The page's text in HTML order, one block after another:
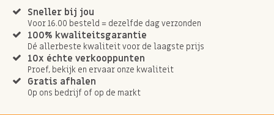
Sneller bij jou
Voor 16.00 besteld = dezelfde dag verzonden
100% kwaliteitsgarantie
Dé allerbeste kwaliteit voor de laagste prijs
10x échte verkooppunten
Proef, bekijk en ervaar onze kwaliteit
Gratis afhalen
Op ons bedrijf of op de markt